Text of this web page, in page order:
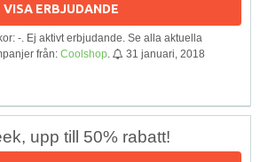
VISA ERBJUDANDE
-. Ej aktivt erbjudande. Se alla aktuella
från: Coolshop 31 januari, 2018
upp till 50% rabatt!